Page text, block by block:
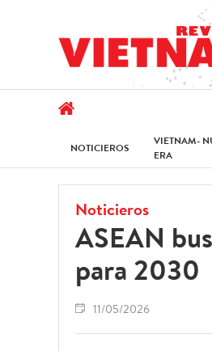
NOTICIEROS
VIETNAM-
ERA
Noticieros
ASEAN
para 2030
11/05/2026